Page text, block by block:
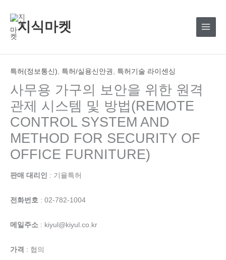
건
지식마켓
특허(정보통신), 특허/실용신안권 , 특허기술 라이센싱
사무용 가구의 보안을 위한 원격
관제 시스템 및 방법(REMOTE
CONTROL SYSTEM AND
METHOD FOR SECURITY OF
OFFICE FURNITURE)
판매 대리인 : 기율특허
전화번호 : 02-782-1004
메일주소 : kiyul@kiyul.co.kr
가격 : 협의